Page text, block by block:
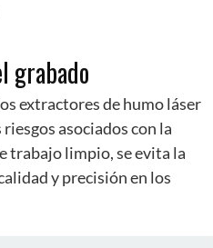
grabado
extractores de humo láser
asociados con la
trabajo limpio, se evita la
y precisión en los